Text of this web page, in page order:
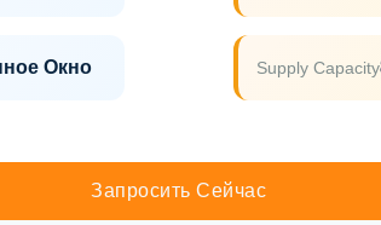
Окно Supply Capacity
Запросить Сейчас